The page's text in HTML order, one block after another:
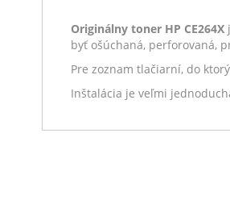
Originálny toner HP CE264X
byť ošúchaná, perforovaná,
Pre zoznam tlačiarní, do
Inštalácia je veľmi